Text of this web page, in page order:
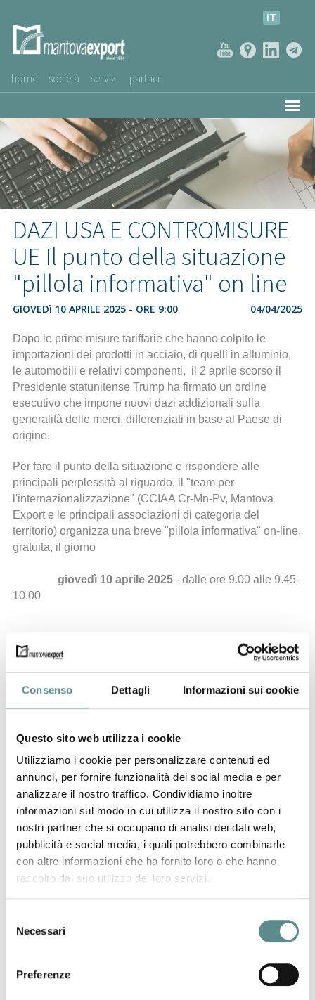
Consenso Dettagli Informazioni sui cookie
Questo sito web utilizza i cookie
Utilizziamo i cookie per personalizzare contenuti ed
annunci, per fornire funzionalità dei social media e per
analizzare il nostro traffico. Condividiamo inoltre
informazioni sul modo in cui utilizza il nostro sito con i
nostri partner che si occupano di analisi dei dati web,
pubblicità e social media, i quali potrebbero combinarle
con altre informazioni che ha fornito loro o che hanno
raccolto dal suo utilizzo dei loro servizi.
delNecessari
Preferenze
IT
home società servizi partner
AZIENDE CLIENTI
NEWS
VIDEO
SERVIZIO CLIENTI
DAZI USA E CONTROMISURE
UE Il punto della situazione
"pillola informativa" on line
GIOVEDì 10 APRILE 2025 - ORE 9:00 04/04/2025
Dopo le prime misure tariffarie che hanno colpito le
importazioni dei prodotti in acciaio, di quelli in alluminio,
le automobili e relativi componenti, il 2 aprile scorso il
Presidente statunitense Trump ha firmato un ordine
esecutivo che impone nuovi dazi addizionali sulla
generalità delle merci, differenziati in base al Paese di
origine.
Per fare il punto della situazione e rispondere alle
principali perplessità al riguardo, il "team per
l'internazionalizzazione" (CCIAA Cr-Mn-Pv, Mantova
Export e le principali associazioni di categoria del
territorio) organizza una breve "pillola informativa" on-line,
gratuita, il giorno
giovedì 10 aprile 2025- dalle ore 9.00 alle 9.45-
10.00
Relatore: Alessandro Dotti - direttore Mantova Export
Per iscrizioni: LINK
e-le-contromisure-ue/4151
D. Arcadio
(Assistente Direzione)
precedente:dazi usa
successivo:dazi usa
news
31/07/2026